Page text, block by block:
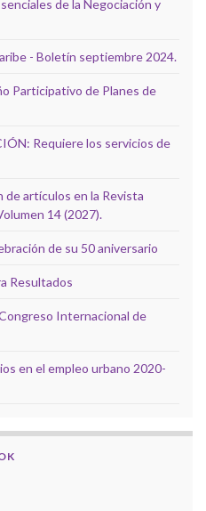
de la Negociación y
- Boletín septiembre 2024.
Participativo de Planes de
Requiere los servicios de
artículos en la Revista
14 (2027).
de su 50 aniversario
Resultados
Internacional de
en el empleo urbano 2020-